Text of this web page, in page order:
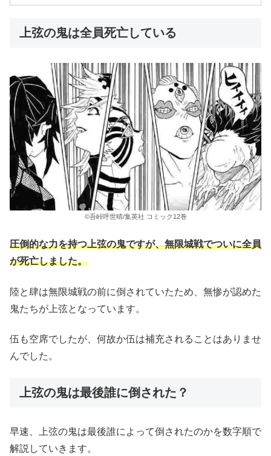
上弦の鬼は全員死亡している
©吾峠呼世晴/集英社 コミック12巻
圧倒的な力を持つ上弦の鬼ですが、無限城戦でついに全員
が死亡しました。
陸と肆は無限城戦の前に倒されていたため、無惨が認めた
鬼たちが上弦となっています。
伍も空席でしたが、何故か伍は補充されることはありませ
んでした。
上弦の鬼は最後誰に倒された？
早速、上弦の鬼は最後誰によって倒されたのかを数字順で
解説していきます。